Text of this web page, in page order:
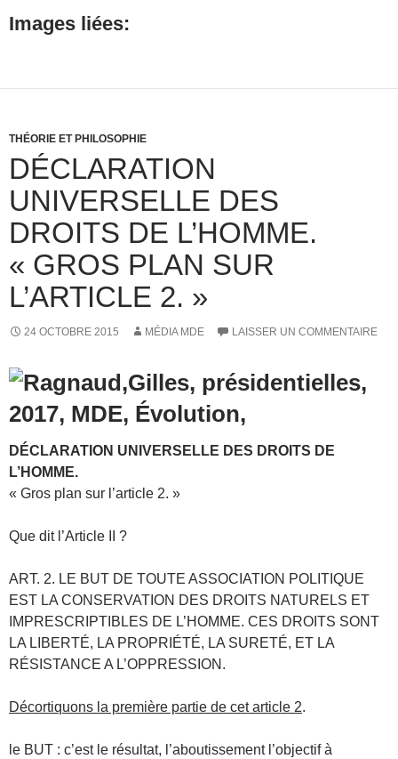
Images liées:
THÉORIE ET PHILOSOPHIE
DÉCLARATION
UNIVERSELLE DES
DROITS DE L’HOMME.
« GROS PLAN SUR
L’ARTICLE 2. »
24 OCTOBRE 2015 MÉDIA MDE LAISSER UN COMMENTAIRE
DÉCLARATION UNIVERSELLE DES DROITS DE
L’HOMME.
« Gros plan sur l’article 2. »
Que dit l’Article II ?
ART. 2. LE BUT DE TOUTE ASSOCIATION POLITIQUE
EST LA CONSERVATION DES DROITS NATURELS ET
IMPRESCRIPTIBLES DE L’HOMME. CES DROITS SONT
LA LIBERTÉ, LA PROPRIÉTÉ, LA SURETÉ, ET LA
RÉSISTANCE A L’OPPRESSION.
Décortiquons la première partie de cet article 2.
le BUT : c’est le résultat, l’aboutissement l’objectif à